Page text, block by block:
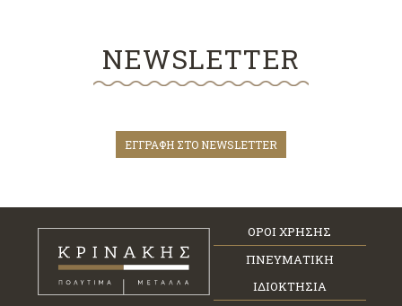
NEWSLETTER
ΕΓΓΡΑΦΗ ΣΤΟ NEWSLETTER
ΟΡΟΙ ΧΡΗΣΗΣ
ΠΝΕΥΜΑΤΙΚΗ
ΙΔΙΟΚΤΗΣΙΑ